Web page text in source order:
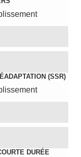
(SSR)
DURÉE